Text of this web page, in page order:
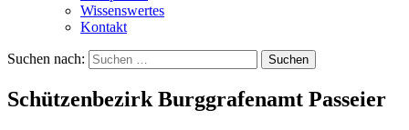
Wissenswertes
Kontakt
Suchen nach:
Schützenbezirk Burggrafenamt Passeier